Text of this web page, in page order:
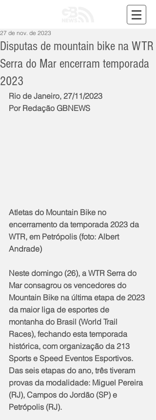
Disputas de mountain bike na WTR
Serra do Mar encerram temporada
2023
27 de nov. de 2023
Rio de Janeiro, 27/11/2023
Por Redação GBNEWS
Atletas do Mountain Bike no
encerramento da temporada 2023 da
WTR, em Petrópolis (foto: Albert
Andrade)
Neste domingo (26), a WTR Serra do
Mar consagrou os vencedores do
Mountain Bike na última etapa de 2023
da maior liga de esportes de
montanha do Brasil (World Trail
Races), fechando esta temporada
histórica, com organização da 213
Sports e Speed Eventos Esportivos.
Das seis etapas do ano, três tiveram
provas da modalidade: Miguel Pereira
(RJ), Campos do Jordão (SP) e
Petrópolis (RJ).